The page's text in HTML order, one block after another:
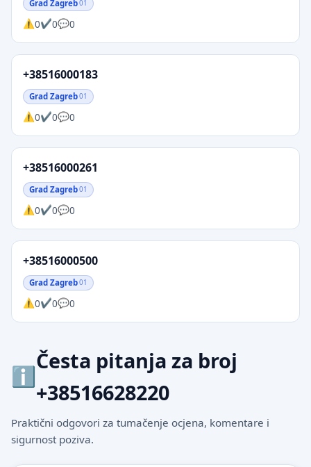
Grad Zagreb01
0 0 0
+38516000183
Grad Zagreb01
0 0 0
+38516000261
Grad Zagreb01
0 0 0
+38516000500
Grad Zagreb01
0 0 0
Česta pitanja za broj
+38516628220
Praktični odgovori za tumačenje ocjena, komentare i
sigurnost poziva.